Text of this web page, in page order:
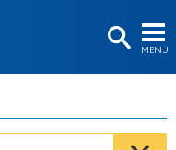
MENÚ